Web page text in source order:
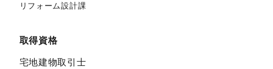
リフォーム設計課
取得資格
宅地建物取引士